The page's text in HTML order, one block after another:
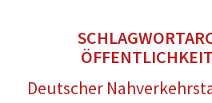
Deutscher